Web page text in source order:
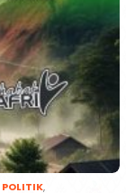
POLITIK,